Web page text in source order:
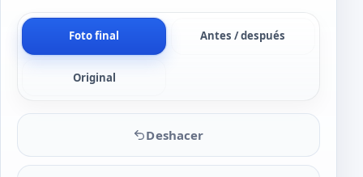
Foto final Antes / después
Original
Deshacer